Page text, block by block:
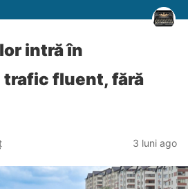
intră în
trafic fluent, fără
3 luni ago